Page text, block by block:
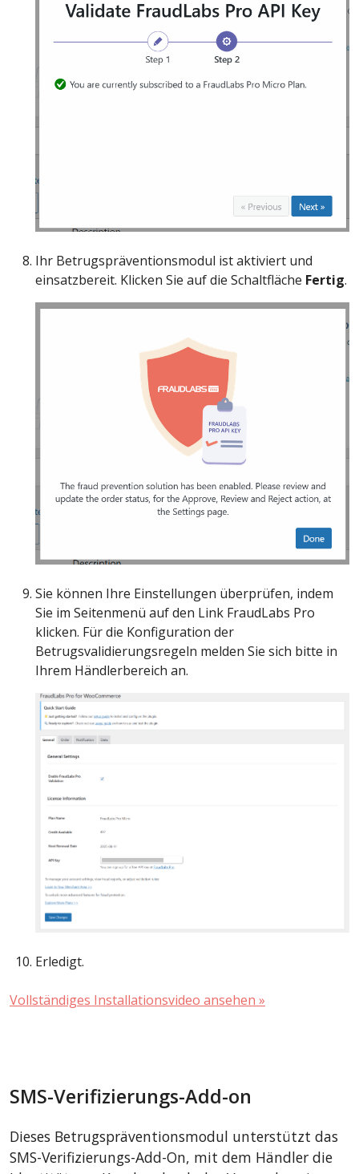
Ihr Betrugspräventionsmodul ist aktiviert und
einsatzbereit. Klicken Sie auf die Schaltfläche Fertig.
Sie können Ihre Einstellungen überprüfen, indem
Sie im Seitenmenü auf den Link FraudLabs Pro
klicken. Für die Konfiguration der
Betrugsvalidierungsregeln melden Sie sich bitte in
Ihrem Händlerbereich an.
Erledigt.
Vollständiges Installationsvideo ansehen »
SMS-Verifizierungs-Add-on
Dieses Betrugspräventionsmodul unterstützt das
SMS-Verifizierungs-Add-On, mit dem Händler die